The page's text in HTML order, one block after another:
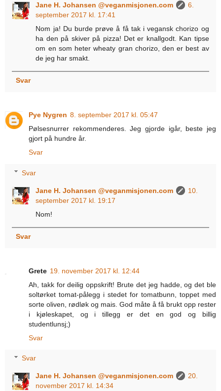
Jane H. Johansen @veganmisjonen.com
6.
september 2017 kl. 17:41
Nom ja! Du burde prøve å få tak i vegansk chorizo og
ha den på skiver på pizza! Det er knallgodt. Kan tipse
om en som heter wheaty gran chorizo, den er best av
de jeg har smakt.
Svar
Pye Nygren 8. september 2017 kl. 05:47
Pølsesnurrer rekommenderes. Jeg gjorde igår, beste jeg
gjort på hundre år.
Svar
Svar
Jane H. Johansen @veganmisjonen.com
10.
september 2017 kl. 19:17
Nom!
Svar
Grete 19. november 2017 kl. 12:44
Ah, takk for deilig oppskrift! Brute det jeg hadde, og det ble
soltørket tomat-pålegg i stedet for tomatbunn, toppet med
sorte oliven, rødløk og mais. God måte å få brukt opp rester
i kjøleskapet, og i tillegg er det en god og billig
studentlunsj;)
Svar
Svar
Jane H. Johansen @veganmisjonen.com
20.
november 2017 kl. 14:34